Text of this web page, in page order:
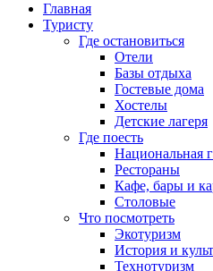
Главная
Туристу
Где остановиться
Отели
Базы отдыха
Гостевые дома
Хостелы
Детские лагеря
Где поесть
Национальная
Рестораны
Кафе, бары и
Столовые
Что посмотреть
Экотуризм
История и
Технотуризм